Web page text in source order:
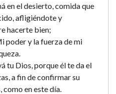
en el desierto, comida que
afligiéndote y
hacerte bien;
poder y la fuerza de mi
tu Dios, porque él te da el
a fin de confirmar su
en este día.